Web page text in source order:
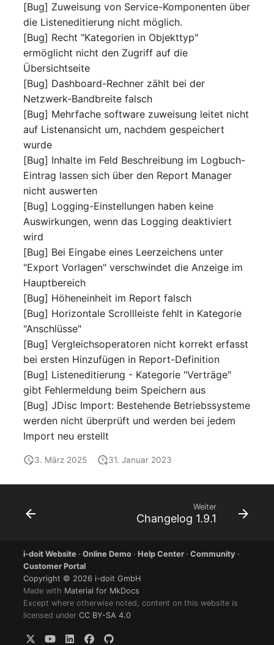
Logische Geräte (LDEV
Server)
Logische Netzwerkports
Mobilfunk
Modell
Netz
Netzbereiche
Netzwerk-Interface
Netzwerk-Listener
Netzwerkverbindungen
Notfallplanzuweisung
Objektbild
Personen
Steckdosenleiste
Supernet
Systemdienst
Telefon
Unterbrechungsfreie
Verstärker
Verteilerkasten
Virtueller Client
Virtueller Host
Virtueller Server
VRRP/HSRP Cluster
[Bug] Zuweisung von Service-Komponenten über
die Listeneditierung nicht möglich.
[Bug] Recht "Kategorien in Objekttyp"
ermöglicht nicht den Zugriff auf die
Übersichtseite
[Bug] Dashboard-Rechner zählt bei der
Netzwerk-Bandbreite falsch
[Bug] Mehrfache software zuweisung leitet nicht
auf Listenansicht um, nachdem gespeichert
wurde
[Bug] Inhalte im Feld Beschreibung im Logbuch-
Eintrag lassen sich über den Report Manager
nicht auswerten
[Bug] Logging-Einstellungen haben keine
Auswirkungen, wenn das Logging deaktiviert
wird
[Bug] Bei Eingabe eines Leerzeichens unter
"Export Vorlagen" verschwindet die Anzeige im
Hauptbereich
[Bug] Höheneinheit im Report falsch
[Bug] Horizontale Scrollleiste fehlt in Kategorie
"Anschlüsse"
[Bug] Vergleichsoperatoren nicht korrekt erfasst
bei ersten Hinzufügen in Report-Definition
[Bug] Listeneditierung - Kategorie "Verträge"
gibt Fehlermeldung beim Speichern aus
[Bug] JDisc Import: Bestehende Betriebssysteme
werden nicht überprüft und werden bei jedem
Import neu erstellt
3. März 2025 31. Januar 2023
Weiter
Changelog 1.9.1
i-doit Website ·Online Demo · Help Center ·Community ·
Customer Portal
Copyright © 2026 i-doit GmbH
Made with Material for MkDocs
Except where otherwise noted, content on this website is
licensed underCC BY-SA 4.0